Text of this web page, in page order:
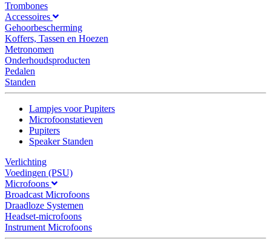
Trombones
Accessoires
Gehoorbescherming
Koffers, Tassen en Hoezen
Metronomen
Onderhoudsproducten
Pedalen
Standen
Lampjes voor Pupiters
Microfoonstatieven
Pupiters
Speaker Standen
Verlichting
Voedingen (PSU)
Microfoons
Broadcast Microfoons
Draadloze Systemen
Headset-microfoons
Instrument Microfoons